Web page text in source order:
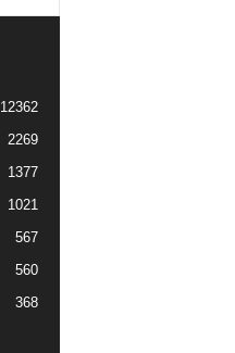
12362
2269
1377
1021
567
560
368